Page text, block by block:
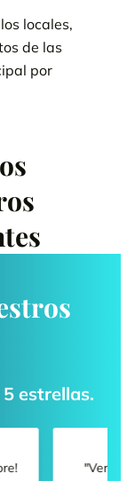
locales,
de las
por
estrellas.
"Very